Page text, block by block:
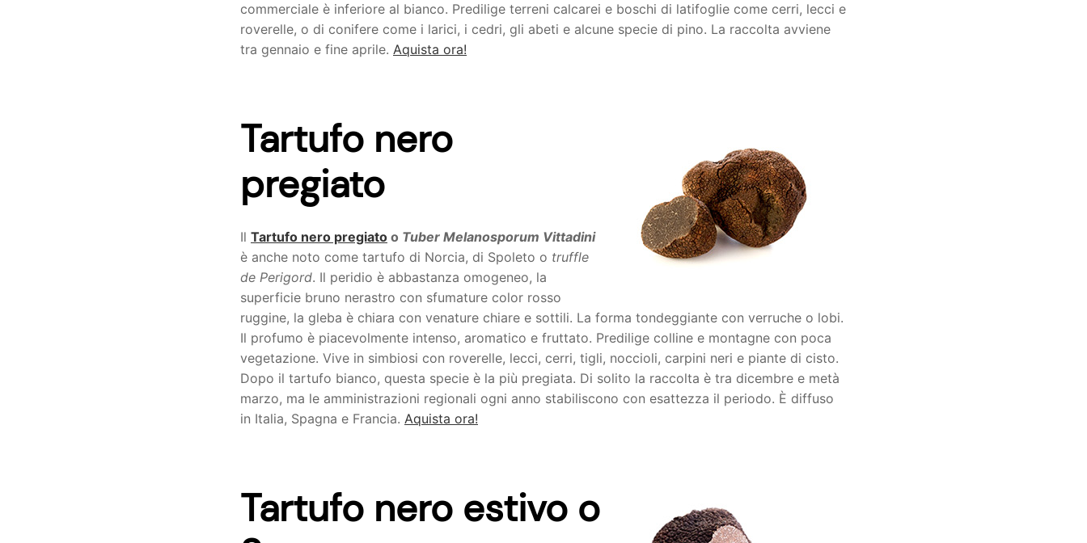
commerciale è inferiore al bianco. Predilige terreni calcarei e boschi di latifoglie come cerri, lecci e
roverelle, o di conifere come i larici, i cedri, gli abeti e alcune specie di pino. La raccolta avviene
tra gennaio e fine aprile. Aquista ora!
Tartufo nero
pregiato
Il Tartufo nero pregiato o Tuber Melanosporum Vittadini
è anche noto come tartufo di Norcia, di Spoleto o truffle
de Perigord. Il peridio è abbastanza omogeneo, la
superficie bruno nerastro con sfumature color rosso
ruggine, la gleba è chiara con venature chiare e sottili. La forma tondeggiante con verruche o lobi.
Il profumo è piacevolmente intenso, aromatico e fruttato. Predilige colline e montagne con poca
vegetazione. Vive in simbiosi con roverelle, lecci, cerri, tigli, noccioli, carpini neri e piante di cisto.
Dopo il tartufo bianco, questa specie è la più pregiata. Di solito la raccolta è tra dicembre e metà
marzo, ma le amministrazioni regionali ogni anno stabiliscono con esattezza il periodo. È diffuso
in Italia, Spagna e Francia. Aquista ora!
Tartufo nero estivo o